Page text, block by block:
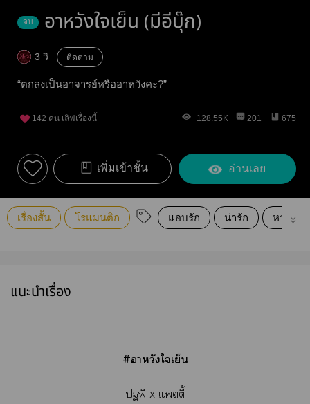
จบ อาหวังใจเย็น (มีอีบุ๊ก)
3 วิ ติดตาม
“ตกลงเป็นอาจารย์หรืออาหวังคะ?”
142 คน เลิฟเรื่องนี้ 128.55K 201 675
เพิ่มเข้าชั้น อ่านเลย
เรื่องสั้น โรแมนติก แอบรัก น่ารัก หวาน
แนะนำเรื่อง
#าหวังใเย็น
ปฐพี x แตตี้